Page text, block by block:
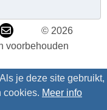
je deze site gebruikt,
cookies. Meer info
© 2026
voorbehouden